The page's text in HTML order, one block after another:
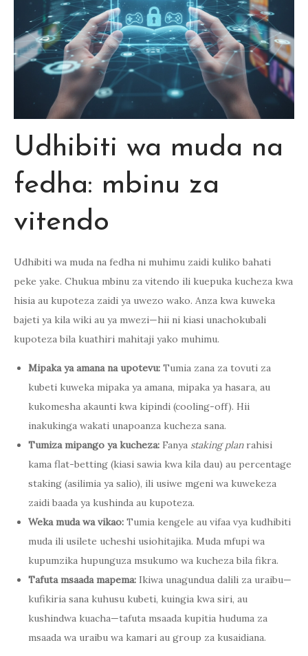
Udhibiti wa muda na
fedha: mbinu za
vitendo
Udhibiti wa muda na fedha ni muhimu zaidi kuliko bahati
peke yake. Chukua mbinu za vitendo ili kuepuka kucheza kwa
hisia au kupoteza zaidi ya uwezo wako. Anza kwa kuweka
bajeti ya kila wiki au ya mwezi—hii ni kiasi unachokubali
kupoteza bila kuathiri mahitaji yako muhimu.
Mipaka ya amana na upotevu: Tumia zana za tovuti za
kubeti kuweka mipaka ya amana, mipaka ya hasara, au
kukomesha akaunti kwa kipindi (cooling-off). Hii
inakukinga wakati unapoanza kucheza sana.
Tumiza mipango ya kucheza: Fanya staking planrahisi
kama flat-betting (kiasi sawia kwa kila dau) au percentage
staking (asilimia ya salio), ili usiwe mgeni wa kuwekeza
zaidi baada ya kushinda au kupoteza.
Weka muda wa vikao: Tumia kengele au vifaa vya kudhibiti
muda ili usilete ucheshi usiohitajika. Muda mfupi wa
kupumzika hupunguza msukumo wa kucheza bila fikra.
Tafuta msaada mapema: Ikiwa unagundua dalili za uraibu—
kufikiria sana kuhusu kubeti, kuingia kwa siri, au
kushindwa kuacha—tafuta msaada kupitia huduma za
msaada wa uraibu wa kamari au group za kusaidiana.